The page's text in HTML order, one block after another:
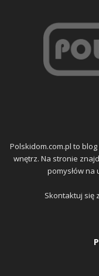
Polskidom.com.pl to
wnętrz. Na stronie
pomysłów na
Skontaktuj się